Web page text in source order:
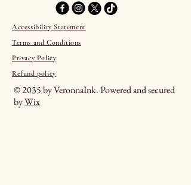
Accessibility Statement
Terms and Conditions
Privacy Policy
Refund policy
© 2035 by VeronnaInk. Powered and secured
byWix